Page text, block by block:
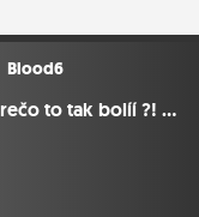
Blood6
to tak bolíí ?! ...